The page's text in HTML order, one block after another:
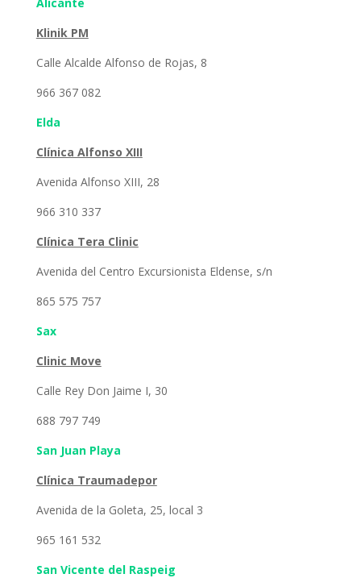
Klinik PM
Calle Alcalde Alfonso de Rojas, 8
966 367 082
Elda
Clínica Alfonso XIII
Avenida Alfonso XIII, 28
966 310 337
Clínica Tera Clinic
Avenida del Centro Excursionista Eldense, s/n
865 575 757
Sax
Clinic Move
Calle Rey Don Jaime I, 30
688 797 749
San Juan Playa
Clínica Traumadepor
Avenida de la Goleta, 25, local 3
965 161 532
San Vicente del Raspeig